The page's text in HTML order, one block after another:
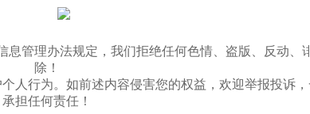
管理办法规定，我们拒绝任何色情、盗版、反动、
除！
人行为。如前述内容侵害您的权益，欢迎举报投诉
承担任何责任！